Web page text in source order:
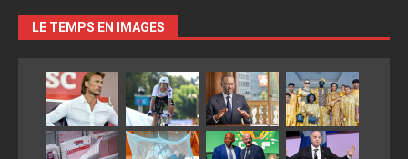
LE TEMPS EN IMAGES